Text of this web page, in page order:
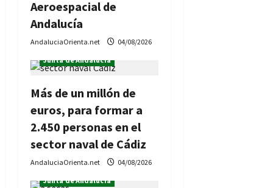
Aeroespacial de
Andalucía
AndaluciaOrienta.net 04/08/2026
Formación
Junta de Andalucía
Más de un millón de
euros, para formar a
2.450 personas en el
sector naval de Cádiz
AndaluciaOrienta.net
04/08/2026
Junta de Andalucía